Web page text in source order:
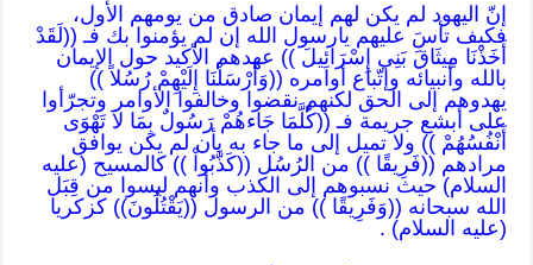
إنّ اليهود لم يكن لهم إيمان صادق من يومهم الأول،
فكيف تأسَ عليهم يارسول الله إن لم يؤمنوا بك فـ ((لَقَدْ
أَخَذْنَا مِيثَاقَ بَنِي إِسْرَائِيلَ )) عهدهم الأكيد حول الإيمان
بالله وأنبيائه وإتّباع أوامره ((وَأَرْسَلْنَا إِلَيْهِمْ رُسُلاً ))
يهدوهم إلى الحق لكنهم نقضوا وخالفوا الأوامر وتجرّأوا
على أبشع جريمة فـ ((كُلَّمَا جَاءهُمْ رَسُولٌ بِمَا لاَ تَهْوَى
أَنْفُسُهُمْ )) ولا تميل إلى ما جاء به بأن لم يكن يوافق
مرادهم ((فَرِيقًا )) من الرُسُل ((كَذَّبُواْ )) كالمسيح (عليه
السلام) حيث نسبوهم إلى الكذب وأنهم ليسوا من قِبَل
الله سبحانه ((وَفَرِيقًا )) من الرسول ((يَقْتُلُونَ)) كزكريا
(عليه السلام) .